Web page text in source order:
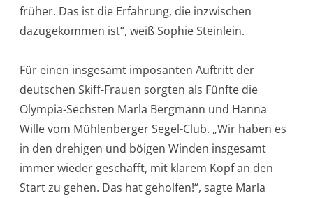
früher. Das ist die Erfahrung, die inzwischen
dazugekommen ist“, weiß Sophie Steinlein.
Für einen insgesamt imposanten Auftritt der
deutschen Skiff-Frauen sorgten als Fünfte die
Olympia-Sechsten Marla Bergmann und Hanna
Wille vom Mühlenberger Segel-Club. „Wir haben es
in den drehigen und böigen Winden insgesamt
immer wieder geschafft, mit klarem Kopf an den
Start zu gehen. Das hat geholfen!“, sagte Marla